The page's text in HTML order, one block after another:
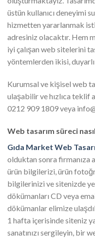
üstün kullanıcı deneyimi
hizmetten yararlanmak
adresiniz olacaktır. Hem
iyi çalışan web sitelerini
yöntemlerden ikisi,
Kurumsal ve kişisel web
ulaşabilir ve hızlıca teklif
0212 909 1809 veya
Web tasarım süreci
Gıda Market Web
olduktan sonra firmanıza
ürün bilgilerizi, ürün
bilgilerinizi ve sitenizde
dökümanları CD veya
dökümanlar elimize
1 hafta içerisinde siteniz
sanatınızı sergileyin, bir